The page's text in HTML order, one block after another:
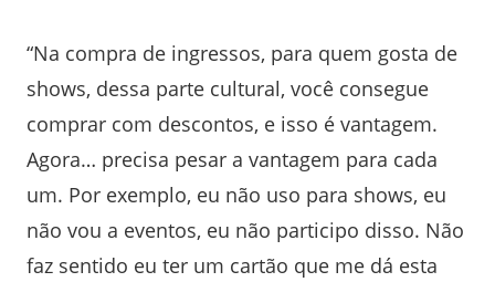
“Na compra de ingressos, para quem gosta de
shows, dessa parte cultural, você consegue
comprar com descontos, e isso é vantagem.
Agora… precisa pesar a vantagem para cada
um. Por exemplo, eu não uso para shows, eu
não vou a eventos, eu não participo disso. Não
faz sentido eu ter um cartão que me dá esta